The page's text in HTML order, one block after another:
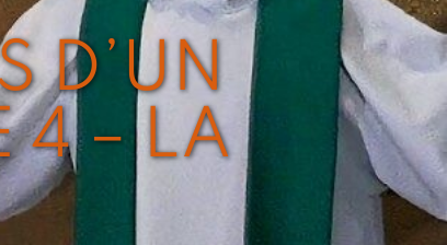
D’UN
4 – LA